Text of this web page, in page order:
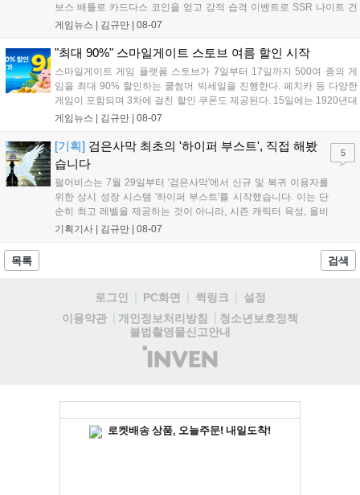
보스 배틀로 카드다스 코인을 얻고 강적 습격 이벤트로 SSR 나이트 건
담을 획득할 수 있다. 로그인 보너스로 최대 다이아 3,000개를 지급하며,
원 증정한다. 또한 9월 30일까지 공식 유튜브에서 특별 프로그램을 시청
할 수 있다....
게임뉴스 | 김규만 08-07
"최대 90%" 스마일게이트 스토브 여름 할인 시작
스마일게이트 게임 플랫폼 스토브가 7일부터 17일까지 500여 종의 게
임을 최대 90% 할인하는 쿨썸머 빅세일을 진행한다. 페치카 등 다양한
게임이 포함되며 3차에 걸친 할인 쿠폰도 제공된다. 15일에는 1920년대
경성 배경의 신작 그날의 신문이 출시되며, 15일부터 17일까지는 국내
은 공식 페이지에서 확인 가능하다....
게임뉴스 | 김규만 08-07
[기획] 검은사막 최초의 '하이퍼 부스트', 직접 해봤
습니다
펄어비스는 7월 29일부터 '검은사막'에서 신규 및 복귀 이용자를
위한 상시 성장 시스템 '하이퍼 부스트'를 시작했습니다. 이는 단
순히 최고 레벨을 제공하는 것이 아니라, 시즌 캐릭터 육성, 올비
아 아카데미 수료, 아침의 나라 설화 진행 등 4단계 과정을 통해
용자는 과제를 완수하며 동(V) 투발라 장비와 검은별 무기, 카라
기획기사 | 김규만 08-07
5
목록 검색
로그인 PC화면 퀵링크
설정
이용약관
개인정보처리방침
청소년보호정책
불법촬영물신고안내
(주)
인